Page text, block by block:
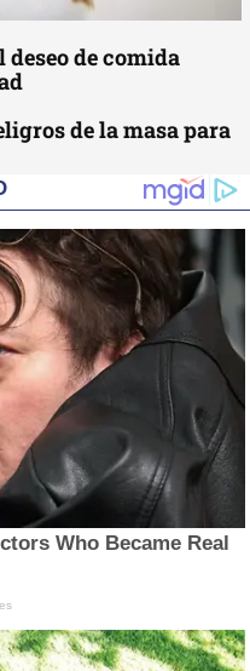
deseo de comida
de la masa para
Who Became Real